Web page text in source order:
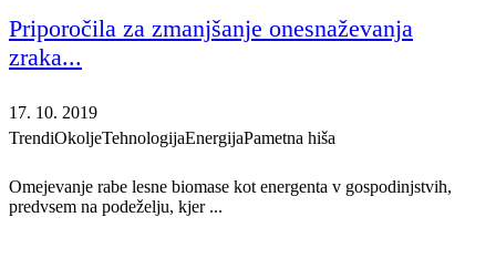
Priporočila za zmanjšanje onesnaževanja
zraka...
17. 10. 2019
TrendiOkoljeTehnologijaEnergijaPametna hiša
Omejevanje rabe lesne biomase kot energenta v gospodinjstvih,
predvsem na podeželju, kjer ...